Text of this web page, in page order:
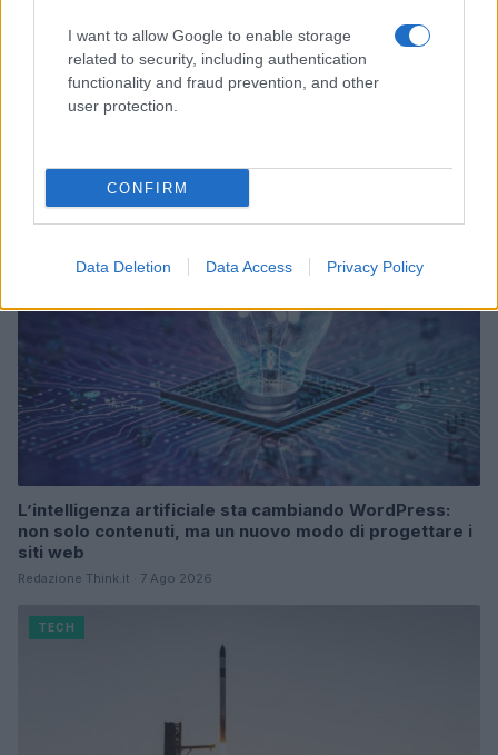
I want to allow Google to enable storage
related to security, including authentication
functionality and fraud prevention, and other
user protection.
CONFIRM
Data Deletion Data Access Privacy Policy
L’intelligenza artificiale sta cambiando WordPress:
non solo contenuti, ma un nuovo modo di progettare i
siti web
Redazione Think.it · 7 Ago 2026
TECH